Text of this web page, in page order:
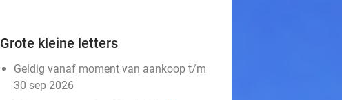
Grote kleine letters
Geldig vanaf moment van aankoop t/m
30 sep 2026